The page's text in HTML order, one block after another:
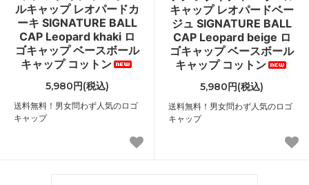
ルキャップ レオパードカ
ーキ SIGNATURE BALL
CAP Leopard khaki ロ
ゴキャップ ベースボール
キャップ コットン
5,980円(税込)
送料無料！男女問わず人気のロゴ
キャップ
キャップ レオパードベー
ジュ SIGNATURE BALL
CAP Leopard beige ロ
ゴキャップ ベースボール
キャップ コットン
5,980円(税込)
送料無料！男女問わず人気のロゴ
キャップ